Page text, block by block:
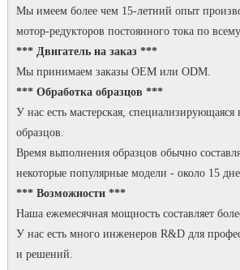
Мы имеем более чем 15-летний опыт
мотор-редукторов постоянного тока по
*** Двигатель на заказ ***
Мы принимаем заказы OEM или ODM.
*** Обработка образцов ***
У нас есть мастерская, специализирующаяся
образцов.
Время выполнения образцов обычно
некоторые популярные модели - около 15
*** Возможности ***
Наша ежемесячная мощность составляет
У нас есть много инженеров R&D для
и решений.